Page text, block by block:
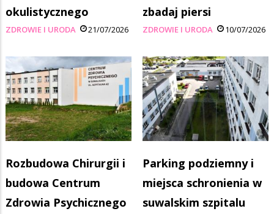
okulistycznego
ZDROWIE I URODA 21/07/2026
zbadaj piersi
ZDROWIE I URODA 10/07/2026
Rozbudowa Chirurgii i
budowa Centrum
Zdrowia Psychicznego
Parking podziemny i
miejsca schronienia w
suwalskim szpitalu